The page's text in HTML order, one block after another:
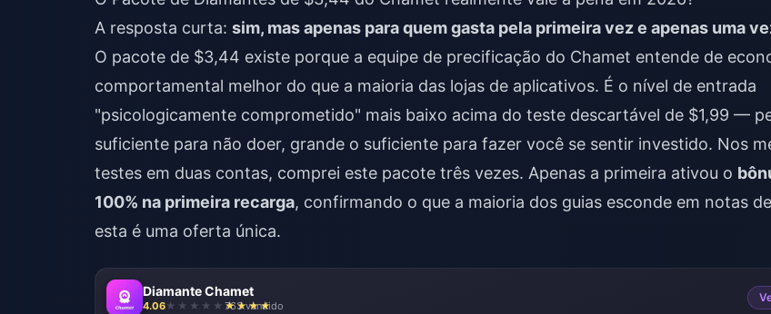
A resposta curta: sim, mas apenas para quem gasta pela primeira vez e apenas uma
O pacote de $3,44 existe porque a equipe de precificação do Chamet entende de
comportamental melhor do que a maioria das lojas de aplicativos. É o nível de entrada
"psicologicamente comprometido" mais baixo acima do teste descartável de $1,99 —
suficiente para não doer, grande o suficiente para fazer você se sentir investido. Nos
testes em duas contas, comprei este pacote três vezes. Apenas a primeira ativou o
100% na primeira recarga, confirmando o que a maioria dos guias esconde em notas
esta é uma oferta única.
Diamante Chamet
4.06 763 vendido